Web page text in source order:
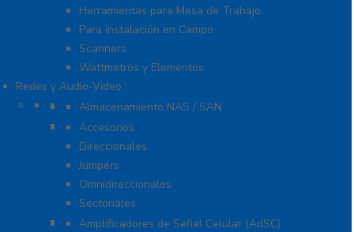
Herramientas para Mesa de Trabajo
Para Instalación en Campo
Scanners
Wattmetros y Elementos
Redes y Audio-Video
Almacenamiento NAS / SAN y Servidores
Almacenamiento NAS / SAN
Antenas
Accesorios
Direccionales
Jumpers
Omnidireccionales
Sectoriales
Cobertura para Celular 4G LTE, 3G y Voz
Amplificadores de Señal Celular (AdSC)